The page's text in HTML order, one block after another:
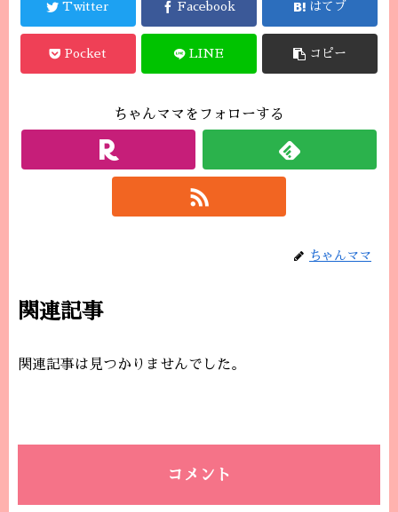
Twitter Facebook はてブ
Pocket LINE コピー
ちゃんママをフォローする
ちゃんママ
関連記事
関連記事は見つかりませんでした。
コメント